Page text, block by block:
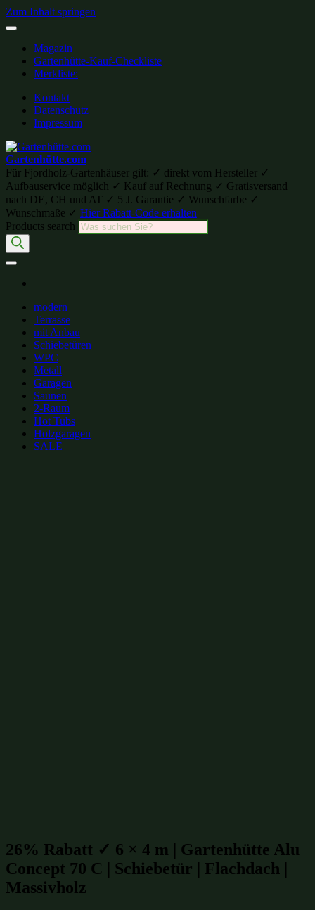
Zum Inhalt springen
Magazin
Gartenhütte-Kauf-Checkliste
Merkliste:
Kontakt
Datenschutz
Impressum
Gartenhütte.com
Für Fjordholz-Gartenhäuser gilt: ✓ direkt vom Hersteller ✓
Aufbauservice möglich ✓ Kauf auf Rechnung ✓ Gratisversand
nach DE, CH und AT ✓ 5 J. Garantie ✓ Wunschfarbe ✓
Wunschmaße ✓ Hier Rabatt-Code erhalten
Products search
modern
Terrasse
mit Anbau
Schiebetüren
WPC
Metall
Garagen
Saunen
2-Raum
Hot Tubs
Holzgaragen
SALE
26% Rabatt ✓ 6 × 4 m | Gartenhütte Alu
Concept 70 C | Schiebetür | Flachdach |
Massivholz